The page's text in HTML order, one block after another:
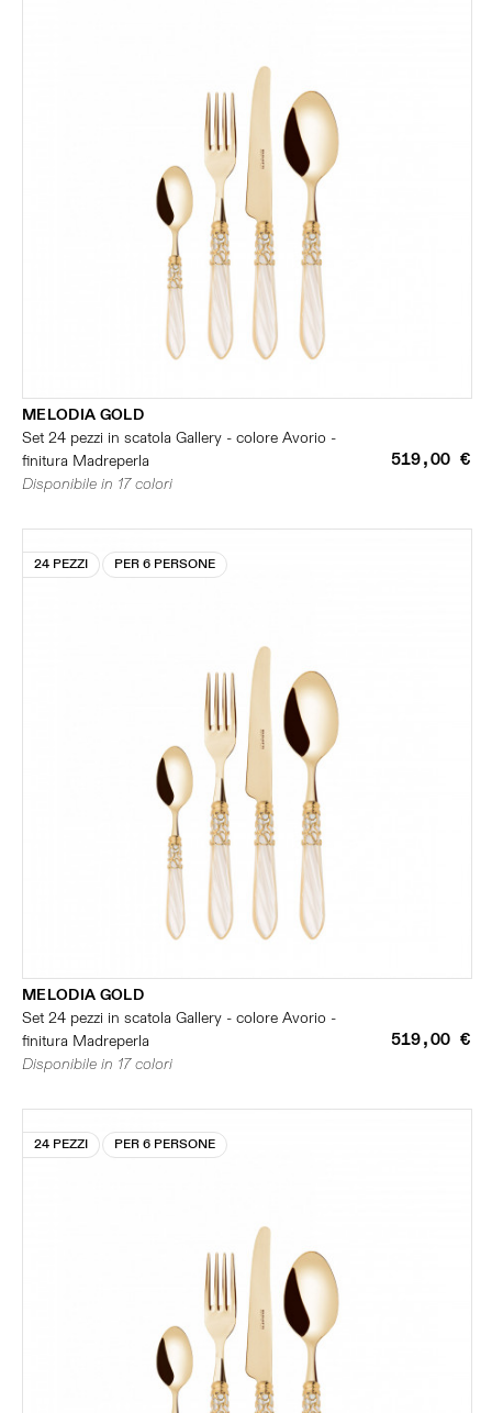
MELODIA GOLD
Set 24 pezzi in scatola Gallery - colore Avorio -
finitura Madreperla
519,00 €
Disponibile in 17 colori
24 PEZZI PER 6 PERSONE
MELODIA GOLD
Set 24 pezzi in scatola Gallery - colore Avorio -
finitura Madreperla
519,00 €
Disponibile in 17 colori
24 PEZZI PER 6 PERSONE